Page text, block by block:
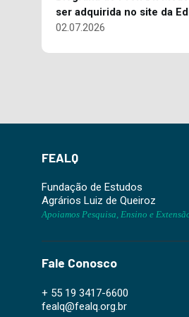
ser adquirida no site da
02.07.2026
FEALQ
Fundação de Estudos
Agrários Luiz de Queiroz
Apoiamos Pesquisa, Ensino e
Fale Conosco
+ 55 19 3417-6600
fealq@fealq.org.br